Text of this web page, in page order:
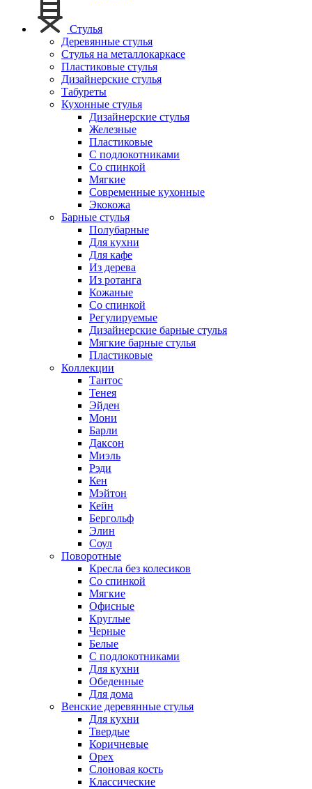
Стулья
Деревянные стулья
Стулья на металлокаркасе
Пластиковые стулья
Дизайнерские стулья
Табуреты
Кухонные стулья
Дизайнерские стулья
Железные
Пластиковые
С подлокотниками
Со спинкой
Мягкие
Современные кухонные
Экокожа
Барные стулья
Полубарные
Для кухни
Для кафе
Из дерева
Из ротанга
Кожаные
Со спинкой
Регулируемые
Дизайнерские барные стулья
Мягкие барные стулья
Пластиковые
Коллекции
Тантос
Тенея
Эйден
Мони
Барли
Даксон
Миэль
Рэди
Кен
Мэйтон
Кейн
Бергольф
Элин
Соул
Поворотные
Кресла без колесиков
Со спинкой
Мягкие
Офисные
Круглые
Черные
Белые
С подлокотниками
Для кухни
Обеденные
Для дома
Венские деревянные стулья
Для кухни
Твердые
Коричневые
Орех
Слоновая кость
Классические